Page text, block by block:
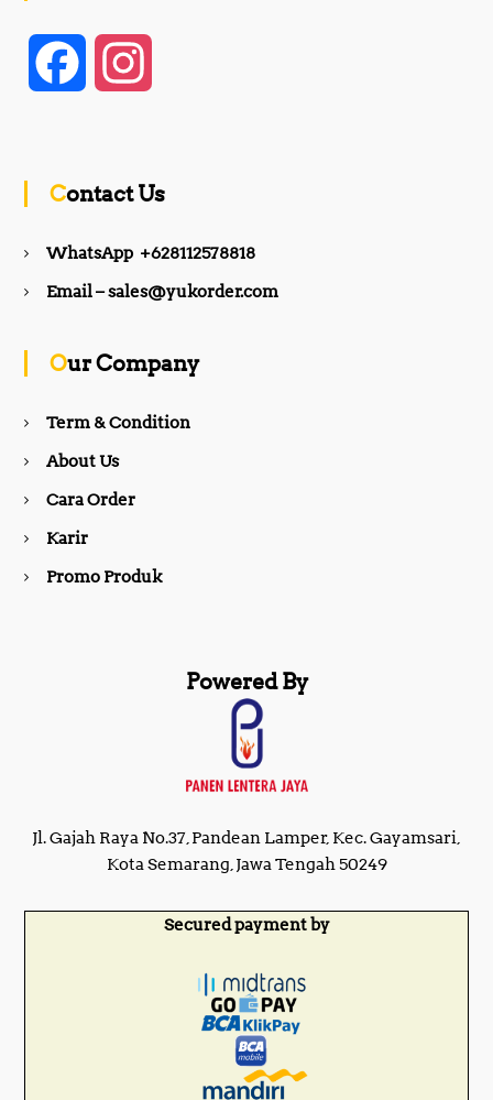
b
k
a
Contact Us
WhatsApp +628112578818
Email – sales@yukorder.com
Our Company
Term & Condition
About Us
Cara Order
Karir
Promo Produk
Powered By
Jl. Gajah Raya No.37, Pandean Lamper, Kec. Gayamsari,
Kota Semarang, Jawa Tengah 50249
Secured payment by